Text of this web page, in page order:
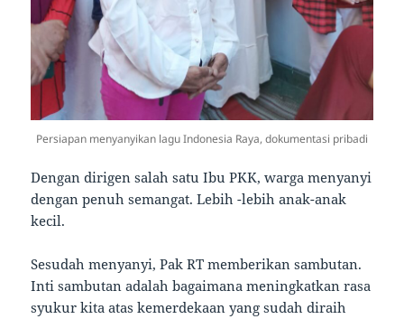
Persiapan menyanyikan lagu Indonesia Raya, dokumentasi pribadi
Dengan dirigen salah satu Ibu PKK, warga menyanyi
dengan penuh semangat. Lebih -lebih anak-anak
kecil.
Sesudah menyanyi, Pak RT memberikan sambutan.
Inti sambutan adalah bagaimana meningkatkan rasa
syukur kita atas kemerdekaan yang sudah diraih